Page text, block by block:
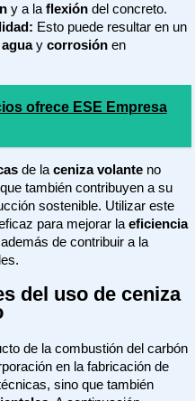
y a la flexión del concreto.
Esto puede resultar en un
y corrosión en
ofrece ESE Empresa
de la ceniza volante no
también contribuyen a su
sostenible. Utilizar este
para mejorar la eficiencia
de contribuir a la
del uso de ceniza
de la combustión del carbón
en la fabricación de
sino que también